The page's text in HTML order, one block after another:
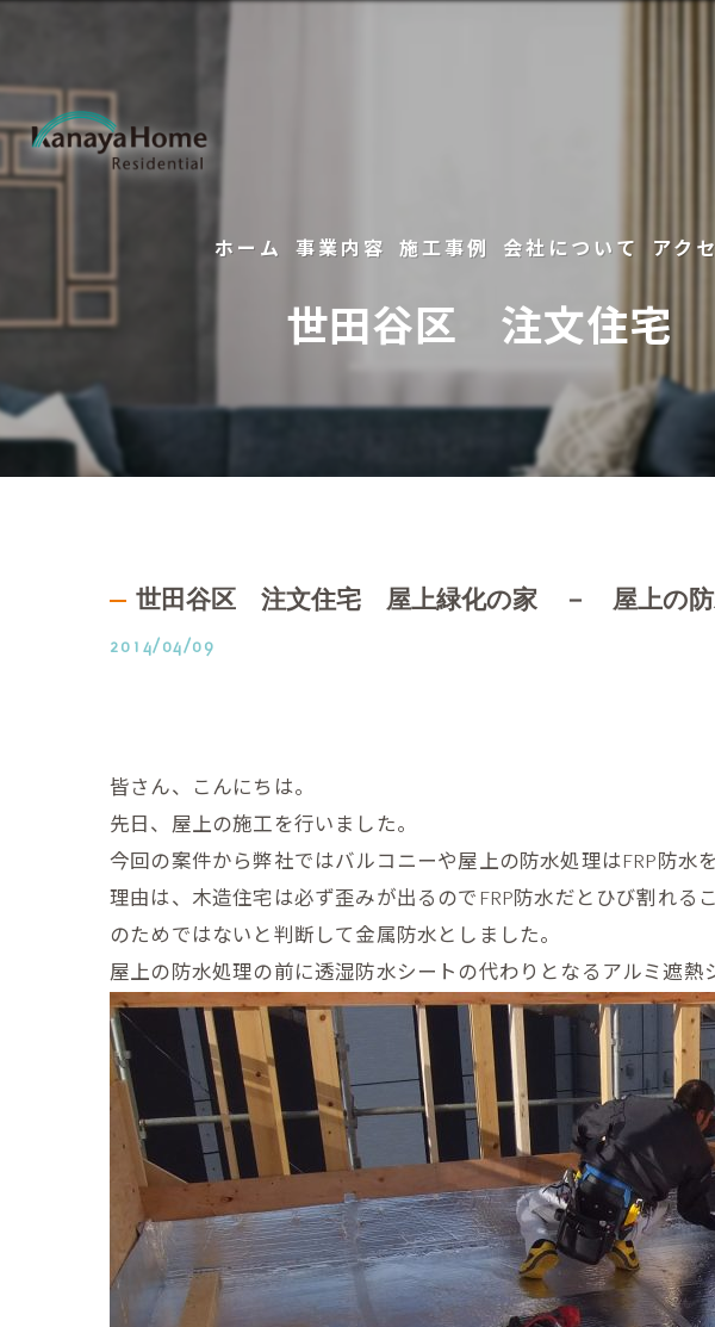
ホーム 事業内容
注文住宅 まだお会いしていな
家づくりの考え方
弊社が考える高性能
アフターサポート
長期保証
モニターハウスキャン
内装工事
施工事例 会社について
会社概要
会社の原点とあゆみ
スタッフ紹介
アク
世田谷区 注文住宅
世田谷区 注文住宅 屋上緑化の家 － 屋上の
2014/04/09
皆さん、こんにちは。
先日、屋上の施工を行いました。
今回の案件から弊社ではバルコニーや屋上の防水処理はFRP防水
理由は、木造住宅は必ず歪みが出るのでFRP防水だとひび割れ
のためではないと判断して金属防水としました。
屋上の防水処理の前に透湿防水シートの代わりとなるアルミ遮熱